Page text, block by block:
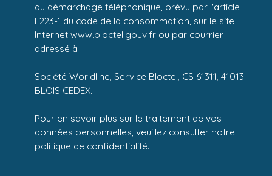
au démarchage téléphonique, prévu par l'article
L223-1 du code de la consommation, sur le site
Internet www.bloctel.gouv.fr ou par courrier
adressé à :
Société Worldline, Service Bloctel, CS 61311, 41013
BLOIS CEDEX.
Pour en savoir plus sur le traitement de vos
données personnelles, veuillez consulter notre
politique de confidentialité.